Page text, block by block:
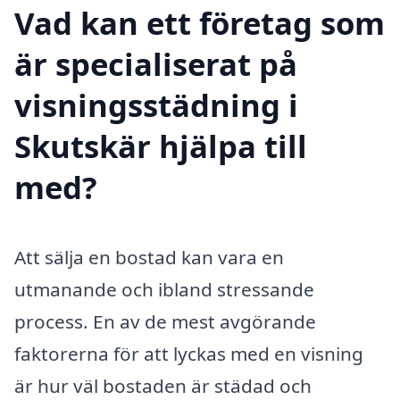
Vad kan ett företag som
är specialiserat på
visningsstädning i
Skutskär hjälpa till
med?
Att sälja en bostad kan vara en
utmanande och ibland stressande
process. En av de mest avgörande
faktorerna för att lyckas med en visning
är hur väl bostaden är städad och